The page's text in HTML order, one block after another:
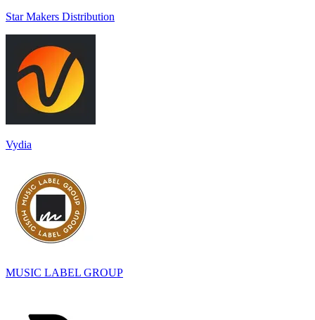
Star Makers Distribution
Vydia
MUSIC LABEL GROUP